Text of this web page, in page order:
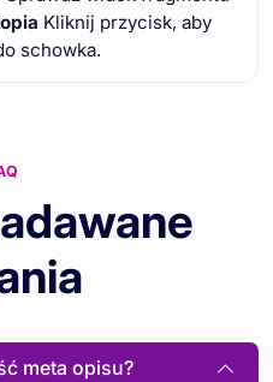
Kliknij przycisk, aby
schowka.
meta opisu?